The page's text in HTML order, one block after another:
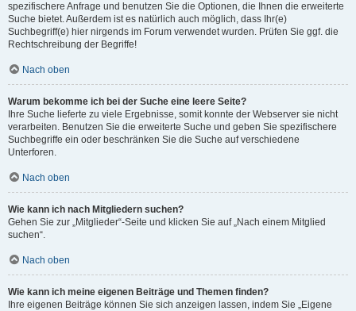
spezifischere Anfrage und benutzen Sie die Optionen, die Ihnen die erweiterte
Suche bietet. Außerdem ist es natürlich auch möglich, dass Ihr(e)
Suchbegriff(e) hier nirgends im Forum verwendet wurden. Prüfen Sie ggf. die
Rechtschreibung der Begriffe!
Nach oben
Warum bekomme ich bei der Suche eine leere Seite?
Ihre Suche lieferte zu viele Ergebnisse, somit konnte der Webserver sie nicht
verarbeiten. Benutzen Sie die erweiterte Suche und geben Sie spezifischere
Suchbegriffe ein oder beschränken Sie die Suche auf verschiedene
Unterforen.
Nach oben
Wie kann ich nach Mitgliedern suchen?
Gehen Sie zur „Mitglieder“-Seite und klicken Sie auf „Nach einem Mitglied
suchen“.
Nach oben
Wie kann ich meine eigenen Beiträge und Themen finden?
Ihre eigenen Beiträge können Sie sich anzeigen lassen, indem Sie „Eigene